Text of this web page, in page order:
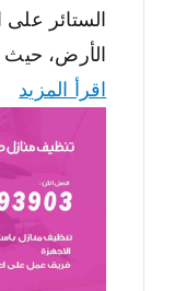
الستائر
الأرض، حيث
اقرأ المزيد